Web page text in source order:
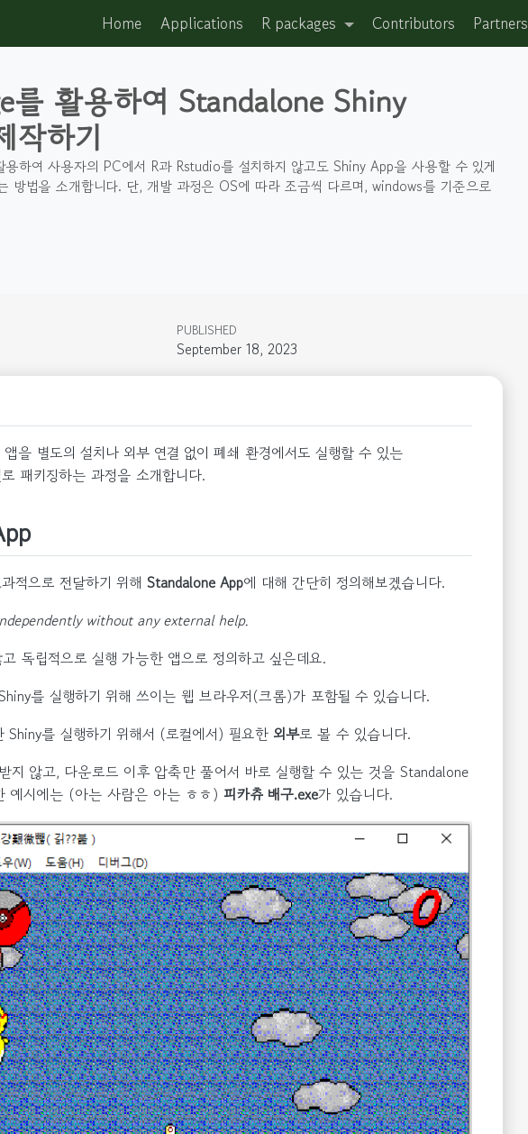
Home Applications R packages Contributors Partners
를 활용하여 Standalone Shiny
작하기
하여 사용자의 PC에서 R과 Rstudio를 설치하지 않고도 Shiny App을 사용할 수 있게
방법을 소개합니다. 단, 개발 과정은 OS에 따라 조금씩 다르며, windows를 기준으로
PUBLISHED
September 18, 2023
을 별도의 설치나 외부 연결 없이 폐쇄 환경에서도 실행할 수 있는
패키징하는 과정을 소개합니다.
적으로 전달하기 위해 Standalone App에 대해 간단히 정의해보겠습니다.
without any external help.
독립적으로 실행 가능한 앱으로 정의하고 싶은데요.
를 실행하기 위해 쓰이는 웹 브라우저(크롬)가 포함될 수 있습니다.
Shiny를 실행하기 위해서 (로컬에서) 필요한 외부로 볼 수 있습니다.
지 않고, 다운로드 이후 압축만 풀어서 바로 실행할 수 있는 것을 Standalone
예시에는 (아는 사람은 아는 ㅎㅎ) 피카츄 배구.exe가 있습니다.